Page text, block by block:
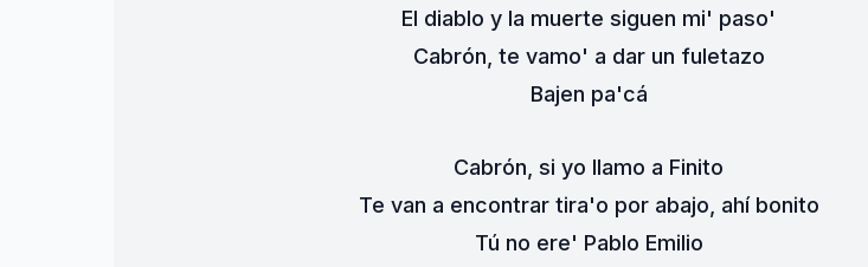
El diablo y la muerte siguen mi' paso'
Cabrón, te vamo' a dar un fuletazo
Bajen pa'cá
Cabrón, si yo llamo a Finito
Te van a encontrar tira'o por abajo, ahí bonito
Tú no ere' Pablo Emilio